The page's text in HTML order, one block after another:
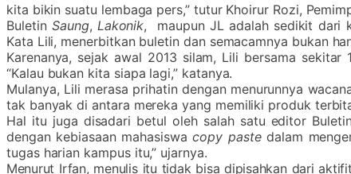
kita bikin suatu lembaga pers,” tutur Khoirur Rozi,
Buletin Saung, Lakonik, maupun JL adalah sedikit dari
Kata Lili, menerbitkan buletin dan semacamnya bukan
Karenanya, sejak awal 2013 silam, Lili bersama
“Kalau bukan kita siapa lagi,” katanya.
Mulanya, Lili merasa prihatin dengan menurunnya
tak banyak di antara mereka yang memiliki produk
Hal itu juga disadari betul oleh salah satu editor Buletin
dengan kebiasaan mahasiswacopy pastedalam
tugas harian kampus itu,” ujarnya.
Menurut Irfan, menulis itu tidak bisa dipisahkan dari